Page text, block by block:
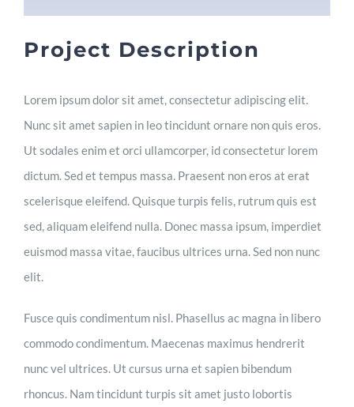
Our samples
Our customers
Contact
Project Description
Lorem ipsum dolor sit amet, consectetur adipiscing elit.
Nunc sit amet sapien in leo tincidunt ornare non quis eros.
Ut sodales enim et orci ullamcorper, id consectetur lorem
dictum. Sed et tempus massa. Praesent non eros at erat
scelerisque eleifend. Quisque turpis felis, rutrum quis est
sed, aliquam eleifend nulla. Donec massa ipsum, imperdiet
euismod massa vitae, faucibus ultrices urna. Sed non nunc
elit.
Fusce quis condimentum nisl. Phasellus ac magna in libero
commodo condimentum. Maecenas maximus hendrerit
nunc vel ultrices. Ut cursus urna et sapien bibendum
rhoncus. Nam tincidunt turpis sit amet justo lobortis